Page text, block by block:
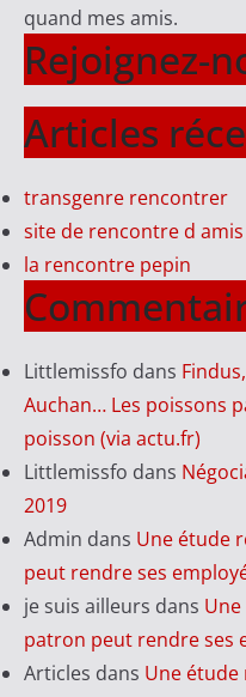
quand mes amis.
Rejoignez-
Articles
transgenre rencontrer
site de rencontre d amis
la rencontre pepin
Littlemissfo dans
Auchan… Les poissons
poisson (via actu.fr)
Littlemissfo dans
2019
Admin dans Une étude
peut rendre ses
je suis ailleurs dans
patron peut rendre ses
Articles dans Une étude